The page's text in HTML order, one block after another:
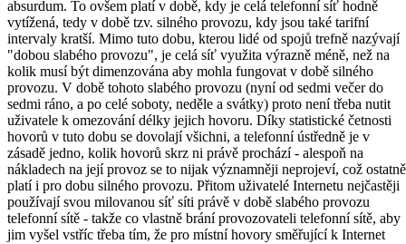
absurdum. To ovšem platí v době, kdy je celá telefonní síť hodně
vytížená, tedy v době tzv. silného provozu, kdy jsou také tarifní
intervaly kratší. Mimo tuto dobu, kterou lidé od spojů trefně nazývají
"dobou slabého provozu", je celá síť využita výrazně méně, než na
kolik musí být dimenzována aby mohla fungovat v době silného
provozu. V době tohoto slabého provozu (nyní od sedmi večer do
sedmi ráno, a po celé soboty, neděle a svátky) proto není třeba nutit
uživatele k omezování délky jejich hovoru. Díky statistické četnosti
hovorů v tuto dobu se dovolají všichni, a telefonní ústředně je v
zásadě jedno, kolik hovorů skrz ni právě prochází - alespoň na
nákladech na její provoz se to nijak významněji neprojeví, což ostatně
platí i pro dobu silného provozu. Přitom uživatelé Internetu nejčastěji
používají svou milovanou síť síti právě v době slabého provozu
telefonní sítě - takže co vlastně brání provozovateli telefonní sítě, aby
jim vyšel vstříc třeba tím, že pro místní hovory směřující k Internet